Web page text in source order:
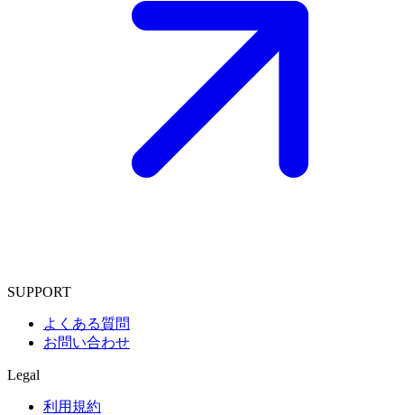
SUPPORT
よくある質問
お問い合わせ
Legal
利用規約